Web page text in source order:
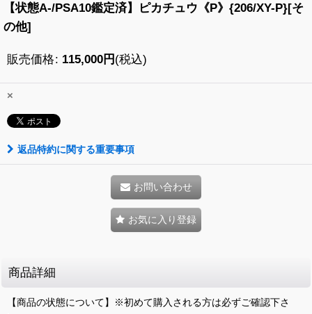
【状態A-/PSA10鑑定済】ピカチュウ《P》{206/XY-P}[そ
の他]
販売価格: 115,000円 (税込)
×
返品特約に関する重要事項
お問い合わせ
お気に入り登録
商品詳細
【商品の状態について】※初めて購入される方は必ずご確認下さ